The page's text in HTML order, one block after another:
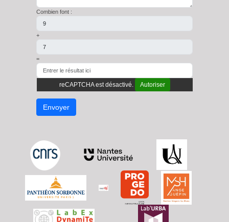
Combien font :
+
=
reCAPTCHA est désactivé. Autoriser
Envoyer